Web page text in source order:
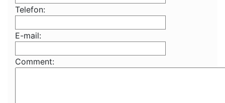
Telefon:
E-mail:
Comment: